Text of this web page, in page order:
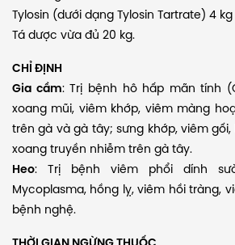
Tylosin (dưới dạng Tylosin Tartrate) 4 kg
Tá dược vừa đủ 20 kg.
CHỈ ĐỊNH
Gia cầm: Trị bệnh hô hấp mãn tính
xoang mũi, viêm khớp, viêm màng
trên gà và gà tây; sưng khớp, viêm
xoang truyền nhiễm trên gà tây.
Heo: Trị bệnh viêm phổi dính
Mycoplasma, hồng lỵ, viêm hồi tràng,
bệnh nghệ.